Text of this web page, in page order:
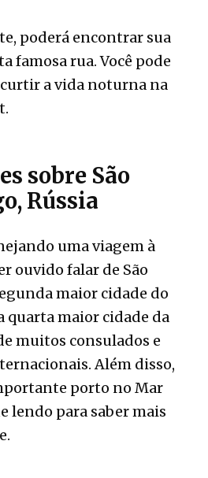
poderá encontrar sua
famosa rua. Você pode
a vida noturna na
sobre São
Rússia
uma viagem à
ouvido falar de São
maior cidade do
quarta maior cidade da
muitos consulados e
Além disso,
porto no Mar
lendo para saber mais